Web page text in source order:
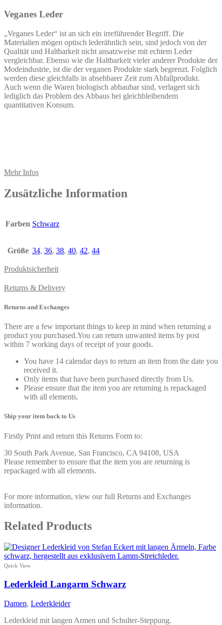
Veganes Leder
„Veganes Leder“ ist an sich ein irreführender Begriff. Die
Materialien mögen optisch lederähnlich sein, sind jedoch von der
Qualität und Haltbarkeit nicht ansatzweise mit echtem Leder
vergleichbar. Ebenso wie die Haltbarkeit vieler anderer Produkte der
Modeindustrie, ist die der veganen Produkte stark begrenzt. Folglich
werden diese gleichfalls in absehbarer Zeit zum Abfallprodukt.
Auch wenn die Waren biologisch abbaubar sind, verlagert sich
lediglich das Problem des Abbaus bei gleichbleibendem
quantitativen Konsum.
Mehr Infos
Zusätzliche Information
Farben Schwarz
Größe 34, 36, 38, 40, 42, 44
Produktsicherheit
Returns & Delivery
Returns and Exchanges
There are a few important things to keep in mind when returning a
product you purchased.You can return unwanted items by post
within 7 working days of receipt of your goods.
You have 14 calendar days to return an item from the date you
received it.
Only items that have been purchased directly from Us.
Please ensure that the item you are returning is repackaged
with all elements.
Ship your item back to Us
Firstly Print and return this Returns Form to:
30 South Park Avenue, San Francisco, CA 94108, USA
Please remember to ensure that the item you are returning is
repackaged with all elements.
For more information, view our full Returns and Exchanges
information.
Related Products
Quick View
Lederkleid Langarm Schwarz
Damen, Lederkleider
Lederkleid mit langen Armen und Schulter-Steppung.